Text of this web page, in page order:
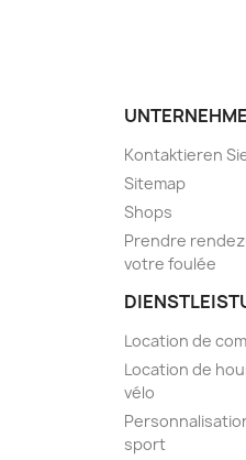
Kontaktieren
Sitemap
Shops
Prendre
votre foulée
Location de
Location de
vélo
sport